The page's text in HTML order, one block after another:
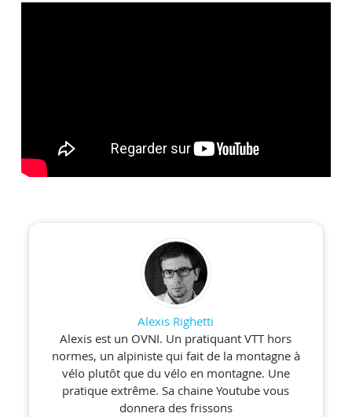
Alexis Righetti
Alexis est un OVNI. Un pratiquant VTT hors
normes, un alpiniste qui fait de la montagne à
vélo plutôt que du vélo en montagne. Une
pratique extrême. Sa chaine Youtube vous
donnera des frissons